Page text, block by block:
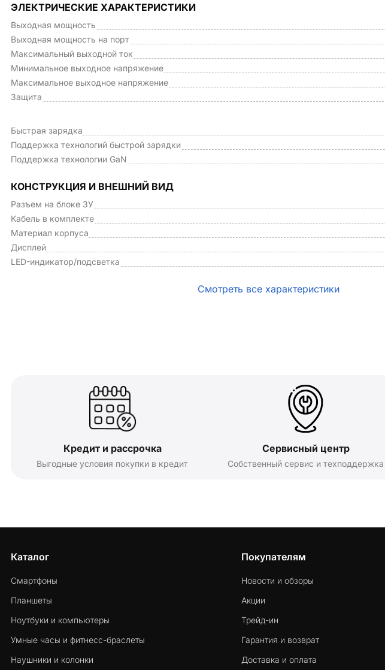
ЭЛЕКТРИЧЕСКИЕ ХАРАКТЕРИСТИКИ
Выходная мощность
Выходная мощность на порт
Максимальный выходной ток
Минимальное выходное напряжение
Максимальное выходное напряжение
Защита
Быстрая зарядка
Поддержка технологий быстрой зарядки
Поддержка технологии GaN
КОНСТРУКЦИЯ И ВНЕШНИЙ ВИД
Разъем на блоке ЗУ
Кабель в комплекте
Материал корпуса
Дисплей
LED-индикатор/подсветка
Смотреть все характеристики
Кредит и рассрочка
Выгодные условия покупки в кредит
Сервисный центр
Собственный сервис и техподдержка
Каталог
Смартфоны
Планшеты
Ноутбуки и компьютеры
Умные часы и фитнесс-браслеты
Наушники и колонки
Покупателям
Новости и обзоры
Акции
Трейд-ин
Гарантия и возврат
Доставка и оплата